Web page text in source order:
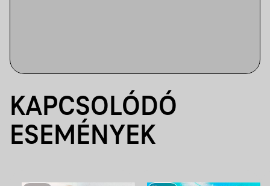
KAPCSOLÓDÓ
ESEMÉNYEK